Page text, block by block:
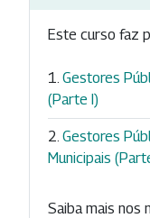
Este curso faz
Gestores
(Parte I)
Gestores
Municipais
Saiba mais nos